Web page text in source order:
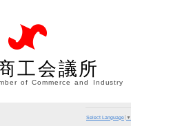
工会議所
of Commerce and Industry
Select Language ▼